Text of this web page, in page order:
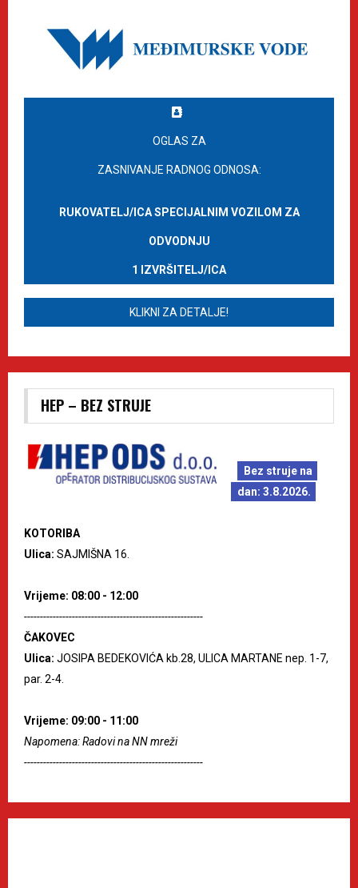
OGLAS ZA
ZASNIVANJE RADNOG ODNOSA:
RUKOVATELJ/ICA SPECIJALNIM VOZILOM ZA
ODVODNJU
1 IZVRŠITELJ/ICA
KLIKNI ZA DETALJE!
HEP – BEZ STRUJE
Bez struje na
dan: 3.8.2026.
KOTORIBA
Ulica: SAJMIŠNA 16.
Vrijeme: 08:00 - 12:00
--------------------------------------------------------
ČAKOVEC
Ulica: JOSIPA BEDEKOVIĆA kb.28, ULICA MARTANE nep. 1-7,
par. 2-4.
Vrijeme: 09:00 - 11:00
Napomena: Radovi na NN mreži
--------------------------------------------------------